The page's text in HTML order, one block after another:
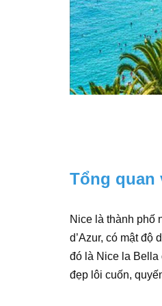
Tổng quan
Nice là thành phố
d’Azur, có mật độ
đó là Nice la Bella
đẹp lôi cuốn,